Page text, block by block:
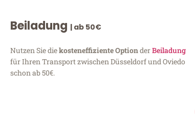
Beiladung | ab 50€
Nutzen Sie diekosteneffiziente OptionderBeiladung
für Ihren Transport zwischen Düsseldorf und Oviedo
schon ab 50€.